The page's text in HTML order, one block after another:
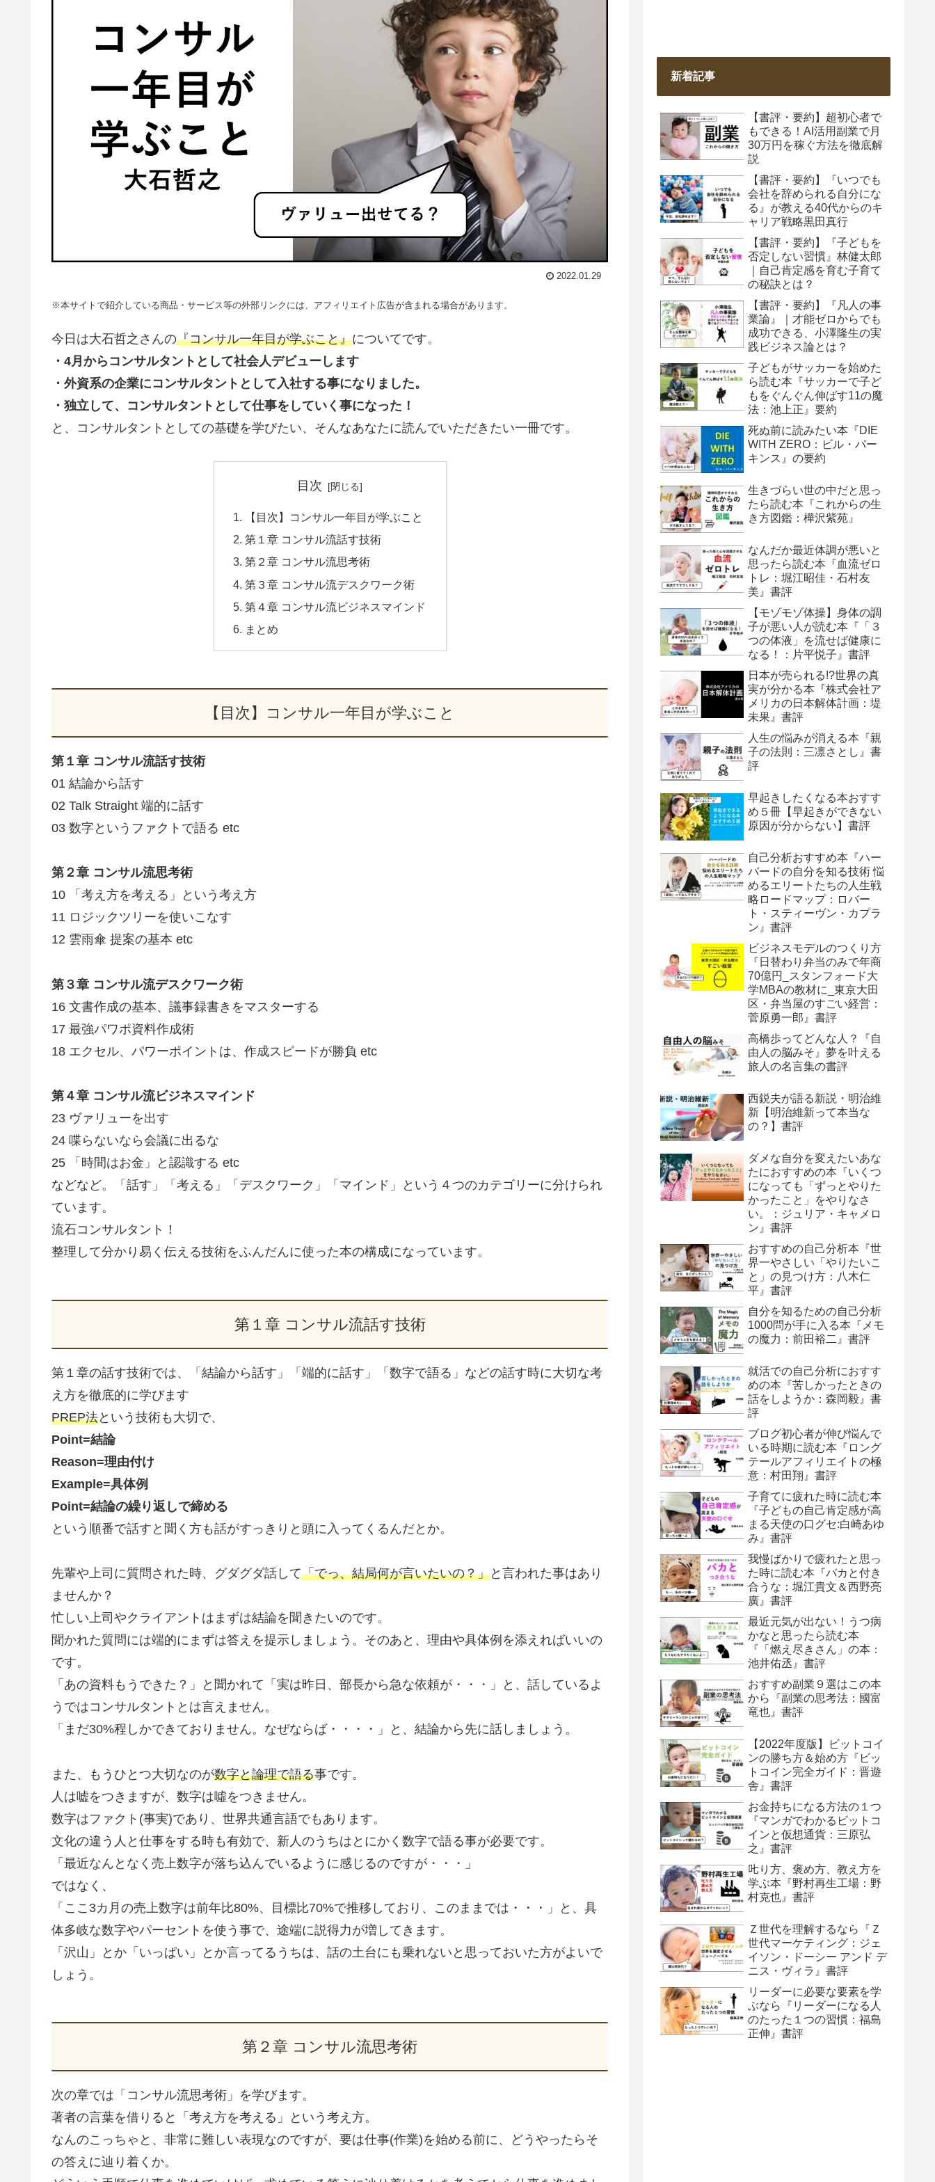
2022.01.29
※本サイトで紹介している商品・サービス等の外部リンクには、アフィリエイト広告が含まれる場合があります。
今日は大石哲之さんの『コンサル一年目が学ぶこと』についてです。
・4月からコンサルタントとして社会人デビューします
・外資系の企業にコンサルタントとして入社する事になりました。
・独立して、コンサルタントとして仕事をしていく事になった！
と、コンサルタントとしての基礎を学びたい、そんなあなたに読んでいただきたい一冊です。
目次
【目次】コンサル一年目が学ぶこと
第１章 コンサル流話す技術
第２章 コンサル流思考術
第３章 コンサル流デスクワーク術
第４章 コンサル流ビジネスマインド
まとめ
【目次】コンサル一年目が学ぶこと
第１章 コンサル流話す技術
01 結論から話す
02 Talk Straight 端的に話す
03 数字というファクトで語る etc
第２章 コンサル流思考術
10 「考え方を考える」という考え方
11 ロジックツリーを使いこなす
12 雲雨傘 提案の基本 etc
第３章 コンサル流デスクワーク術
16 文書作成の基本、議事録書きをマスターする
17 最強パワポ資料作成術
18 エクセル、パワーポイントは、作成スピードが勝負 etc
第４章 コンサル流ビジネスマインド
23 ヴァリューを出す
24 喋らないなら会議に出るな
25 「時間はお金」と認識する etc
などなど。「話す」「考える」「デスクワーク」「マインド」という４つのカテゴリーに分けられ
ています。
流石コンサルタント！
整理して分かり易く伝える技術をふんだんに使った本の構成になっています。
第１章 コンサル流話す技術
第１章の話す技術では、「結論から話す」「端的に話す」「数字で語る」などの話す時に大切な考
え方を徹底的に学びます
PREP法という技術も大切で、
Point=結論
Reason=理由付け
Example=具体例
Point=結論の繰り返しで締める
という順番で話すと聞く方も話がすっきりと頭に入ってくるんだとか。
先輩や上司に質問された時、グダグダ話して「でっ、結局何が言いたいの？」と言われた事はあり
ませんか？
忙しい上司やクライアントはまずは結論を聞きたいのです。
聞かれた質問には端的にまずは答えを提示しましょう。そのあと、理由や具体例を添えればいいの
です。
「あの資料もうできた？」と聞かれて「実は昨日、部長から急な依頼が・・・」と、話しているよ
うではコンサルタントとは言えません。
「まだ30%程しかできておりません。なぜならば・・・・」と、結論から先に話しましょう。
また、もうひとつ大切なのが数字と論理で語る事です。
人は嘘をつきますが、数字は噓をつきません。
数字はファクト(事実)であり、世界共通言語でもあります。
文化の違う人と仕事をする時も有効で、新人のうちはとにかく数字で語る事が必要です。
「最近なんとなく売上数字が落ち込んでいるように感じるのですが・・・」
ではなく、
「ここ3カ月の売上数字は前年比80%、目標比70%で推移しており、このままでは・・・」と、具
体多岐な数字やパーセントを使う事で、途端に説得力が増してきます。
「沢山」とか「いっぱい」とか言ってるうちは、話の土台にも乗れないと思っておいた方がよいで
しょう。
第２章 コンサル流思考術
次の章では「コンサル流思考術」を学びます。
著者の言葉を借りると「考え方を考える」という考え方。
なんのこっちゃと、非常に難しい表現なのですが、要は仕事(作業)を始める前に、どうやったらそ
の答えに辿り着くか。
新着記事
【書評・要約】超初心者で
もできる！AI活用副業で月
30万円を稼ぐ方法を徹底解
説
【書評・要約】『いつでも
会社を辞められる自分にな
る』が教える40代からのキ
ャリア戦略黒田真行
【書評・要約】『子どもを
否定しない習慣』林健太郎
｜自己肯定感を育む子育て
の秘訣とは？
【書評・要約】『凡人の事
業論』｜才能ゼロからでも
成功できる、小澤隆生の実
践ビジネス論とは？
子どもがサッカーを始めた
ら読む本『サッカーで子ど
もをぐんぐん伸ばす11の魔
法：池上正』要約
死ぬ前に読みたい本『DIE
WITH ZERO：ビル・パー
キンス』の要約
生きづらい世の中だと思っ
たら読む本『これからの生
き方図鑑：樺沢紫苑』
なんだか最近体調が悪いと
思ったら読む本『血流ゼロ
トレ：堀江昭佳・石村友
美』書評
【モゾモゾ体操】身体の調
子が悪い人が読む本『「３
つの体液」を流せば健康に
なる！：片平悦子』書評
日本が売られる!?世界の真
実が分かる本『株式会社ア
メリカの日本解体計画：堤
未果』書評
人生の悩みが消える本『親
子の法則：三凛さとし』書
評
早起きしたくなる本おすす
め５冊【早起きができない
原因が分からない】書評
自己分析おすすめ本『ハー
バードの自分を知る技術 悩
めるエリートたちの人生戦
略ロードマップ：ロバー
ト・スティーヴン・カプラ
ン』書評
ビジネスモデルのつくり方
『日替わり弁当のみで年商
70億円_スタンフォード大
学MBAの教材に_東京大田
区・弁当屋のすごい経営：
菅原勇一郎』書評
高橋歩ってどんな人？『自
由人の脳みそ』夢を叶える
旅人の名言集の書評
西鋭夫が語る新説・明治維
新【明治維新って本当な
の？】書評
ダメな自分を変えたいあな
たにおすすめの本『いくつ
になっても「ずっとやりた
かったこと」をやりなさ
い。：ジュリア・キャメロ
ン』書評
おすすめの自己分析本『世
界一やさしい「やりたいこ
と」の見つけ方：八木仁
平』書評
自分を知るための自己分析
1000問が手に入る本『メモ
の魔力：前田裕二』書評
就活での自己分析におすす
めの本『苦しかったときの
話をしようか：森岡毅』書
評
ブログ初心者が伸び悩んで
いる時期に読む本『ロング
テールアフィリエイトの極
意：村田翔』書評
子育てに疲れた時に読む本
『子どもの自己肯定感が高
まる天使の口グセ:白崎あゆ
み』書評
我慢ばかりで疲れたと思っ
た時に読む本『バカと付き
合うな：堀江貴文＆西野亮
廣』書評
最近元気が出ない！うつ病
かなと思ったら読む本
『「燃え尽きさん」の本：
池井佑丞』書評
おすすめ副業９選はこの本
から『副業の思考法：國富
竜也』書評
【2022年度版】ビットコイ
ンの勝ち方＆始め方『ビッ
トコイン完全ガイド：晋遊
舎』書評
お金持ちになる方法の１つ
『マンガでわかるビットコ
インと仮想通貨：三原弘
之』書評
𠮟り方、褒め方、教え方を
学ぶ本『野村再生工場：野
村克也』書評
Ｚ世代を理解するなら『Ｚ
世代マーケティング：ジェ
イソン・ドーシー アンド デ
ニス・ヴィラ』書評
リーダーに必要な要素を学
ぶなら『リーダーになる人
のたった１つの習慣：福島
正伸』書評